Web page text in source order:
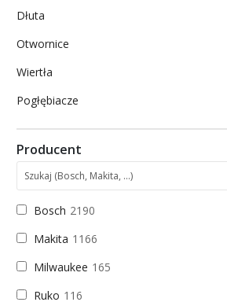
Dłuta
Otwornice
Wiertła
Pogłębiacze
Producent
Bosch 2190
Makita 1166
Milwaukee 165
Ruko 116